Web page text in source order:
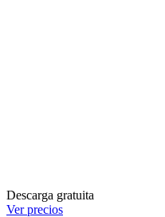
Descarga gratuita
Ver precios